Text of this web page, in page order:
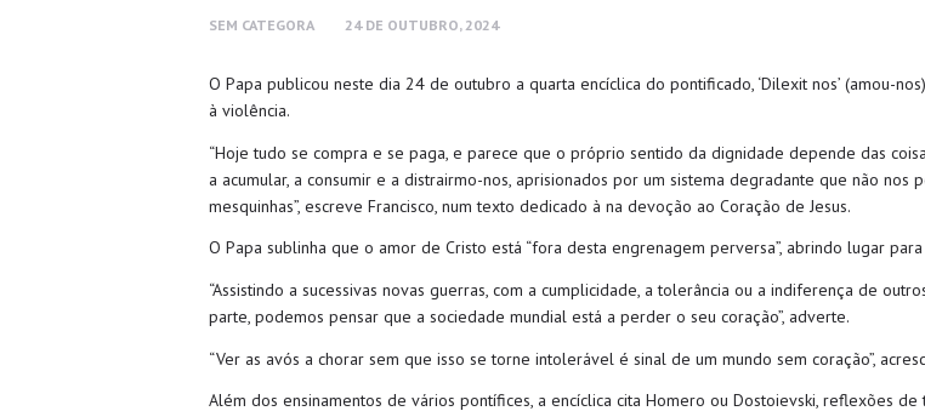
SEM CATEGORA 24 DE OUTUBRO, 2024
O Papa publicou neste dia 24 de outubro a quarta encíclica do pontificado, ‘Dilexit nos’ (amou-
à violência.
“Hoje tudo se compra e se paga, e parece que o próprio sentido da dignidade depende das
a acumular, a consumir e a distrairmo-nos, aprisionados por um sistema degradante que não
mesquinhas”, escreve Francisco, num texto dedicado à na devoção ao Coração de Jesus.
O Papa sublinha que o amor de Cristo está “fora desta engrenagem perversa”, abrindo lugar
“Assistindo a sucessivas novas guerras, com a cumplicidade, a tolerância ou a indiferença de
parte, podemos pensar que a sociedade mundial está a perder o seu coração”, adverte.
“Ver as avós a chorar sem que isso se torne intolerável é sinal de um mundo sem coração”,
Além dos ensinamentos de vários pontífices, a encíclica cita Homero ou Dostoievski, reflexões